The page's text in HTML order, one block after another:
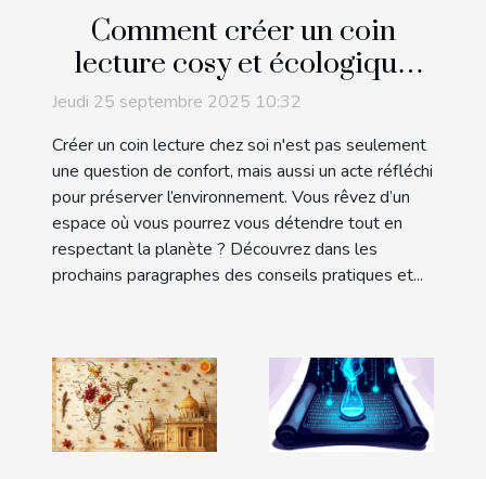
Comment créer un coin
lecture cosy et écologique
chez soi ?
Jeudi 25 septembre 2025 10:32
Créer un coin lecture chez soi n'est pas seulement
une question de confort, mais aussi un acte réfléchi
pour préserver l’environnement. Vous rêvez d’un
espace où vous pourrez vous détendre tout en
respectant la planète ? Découvrez dans les
prochains paragraphes des conseils pratiques et...